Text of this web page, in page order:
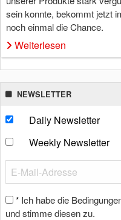
sein konnte, bekommt jetzt
noch einmal die Chance.
Weiterlesen
NEWSLETTER
Daily Newsletter
Weekly Newsletter
* Ich habe die
und stimme diesen zu.